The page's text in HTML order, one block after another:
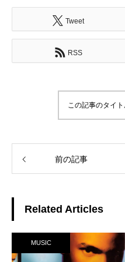
Tweet
RSS
この記事のタイ
前の記事
Related Articles
MUSIC